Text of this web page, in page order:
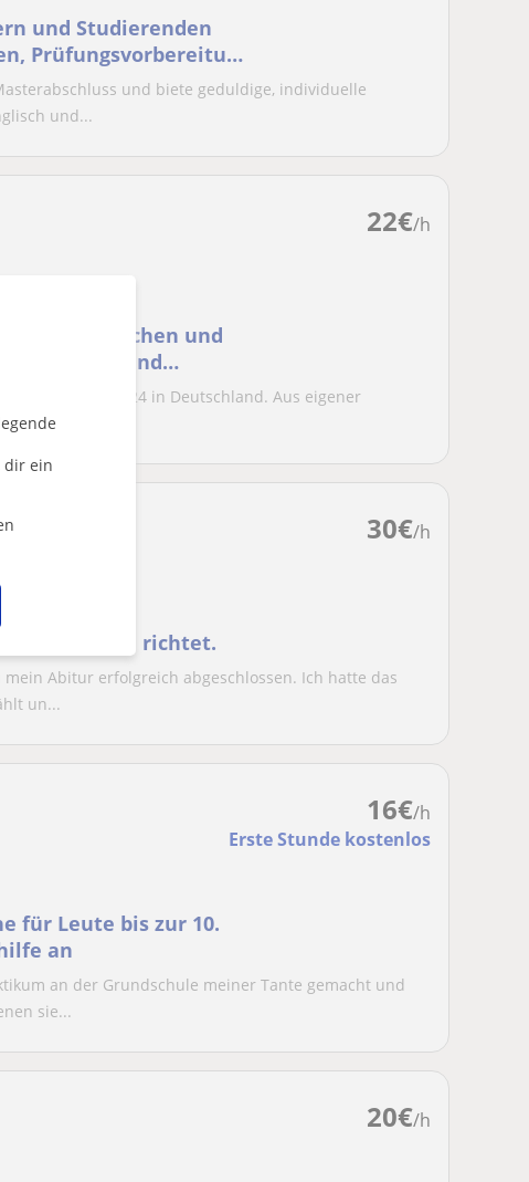
dir ein
und Studierenden
Prüfungsvorbereitung
und biete geduldige, individuelle
und...
22€/h
freundlichen und
für Kinder und
und lebe seit 2024 in Deutschland. Aus eigener
Erlerne...
30€/h
richtet.
Abitur erfolgreich abgeschlossen. Ich hatte das
un...
16€/h
Erste Stunde kostenlos
für Leute bis zur 10.
an
an der Grundschule meiner Tante gemacht und
sie...
20€/h